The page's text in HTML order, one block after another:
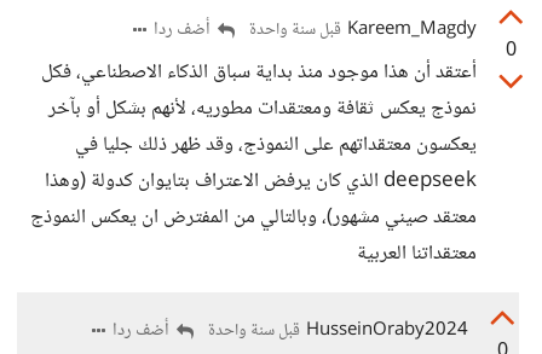
0
Kareem_Magdy قبل سنة واحدة أضف ردا
أعتقد أن هذا موجود منذ بداية سباق الذكاء الاصطناعي، فكل
نموذج يعكس ثقافة ومعتقدات مطوريه، لأنهم بشكل أو بآخر
يعكسون معتقداتهم على النموذج، وقد ظهر ذلك جليا في
deepseek الذي كان يرفض الاعتراف بتايوان كدولة (وهذا
معتقد صيني مشهور)، وبالتالي من المفترض ان يعكس النموذج
معتقداتنا العربية
HusseinOraby2024 قبل سنة واحدة
أضف ردا